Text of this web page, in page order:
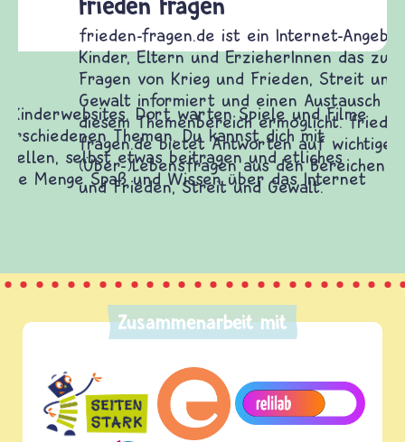
frieden-fragen.de ist ein Internet-Angebot für
Kinder, Eltern und ErzieherInnen das zu
Fragen von Krieg und Frieden, Streit und
Gewalt informiert und einen Austausch zu
diesem Themenbereich ermöglicht. frieden-
fragen.de bietet Antworten auf wichtige
(Über-)Lebensfragen aus den Bereichen Krieg
und Frieden, Streit und Gewalt.
Zusammenarbeit mit